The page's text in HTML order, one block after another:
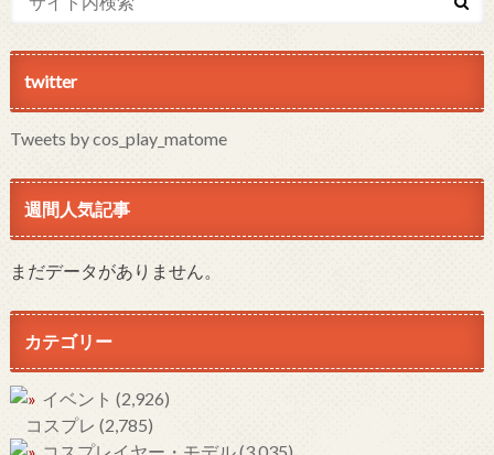
twitter
Tweets by cos_play_matome
週間人気記事
まだデータがありません。
カテゴリー
イベント (2,926)
コスプレ (2,785)